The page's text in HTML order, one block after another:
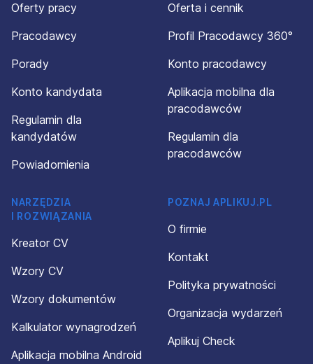
Oferty pracy
Pracodawcy
Porady
Konto kandydata
Regulamin dla
kandydatów
Powiadomienia
Oferta i cennik
Profil Pracodawcy 360°
Konto pracodawcy
Aplikacja mobilna dla
pracodawców
Regulamin dla
pracodawców
NARZĘDZIA
I ROZWIĄZANIA
Kreator CV
Wzory CV
Wzory dokumentów
Kalkulator wynagrodzeń
Aplikacja mobilna Android
POZNAJ APLIKUJ.PL
O firmie
Kontakt
Polityka prywatności
Organizacja wydarzeń
Aplikuj Check